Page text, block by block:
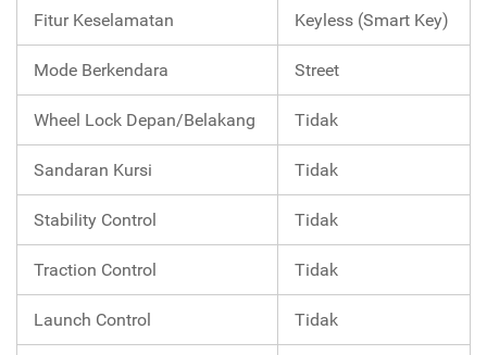
Fitur Keselamatan Keyless (Smart Key)
Mode Berkendara Street
Wheel Lock Depan/Belakang Tidak
Sandaran Kursi Tidak
Stability Control Tidak
Traction Control Tidak
Launch Control Tidak